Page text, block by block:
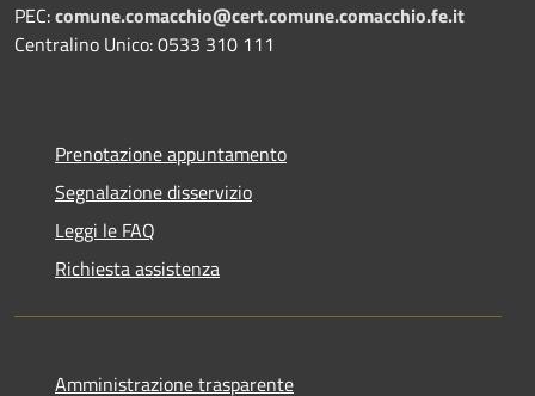
PEC:comune.comacchio@cert.comune.comacchio.fe.it
Centralino Unico: 0533 310 111
Prenotazione appuntamento
Segnalazione disservizio
Leggi le FAQ
Richiesta assistenza
Amministrazione trasparente